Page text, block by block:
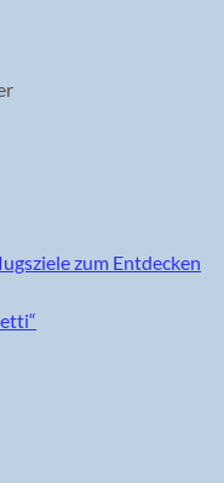
zum Entdecken